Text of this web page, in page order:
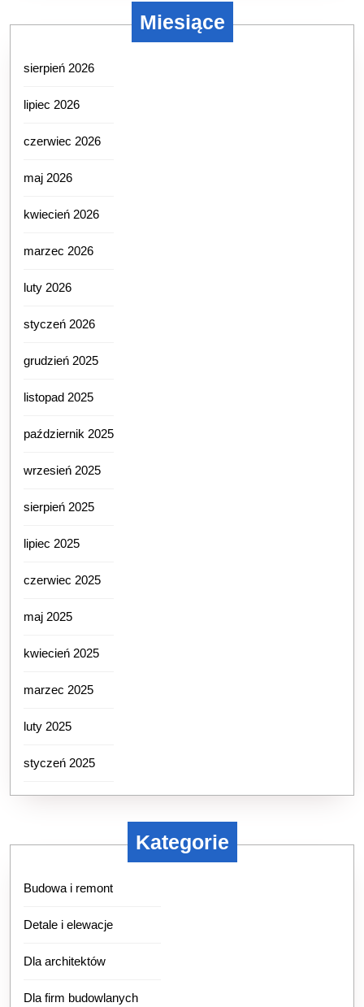
Miesiące
sierpień 2026
lipiec 2026
czerwiec 2026
maj 2026
kwiecień 2026
marzec 2026
luty 2026
styczeń 2026
grudzień 2025
listopad 2025
październik 2025
wrzesień 2025
sierpień 2025
lipiec 2025
czerwiec 2025
maj 2025
kwiecień 2025
marzec 2025
luty 2025
styczeń 2025
Kategorie
Budowa i remont
Detale i elewacje
Dla architektów
Dla firm budowlanych